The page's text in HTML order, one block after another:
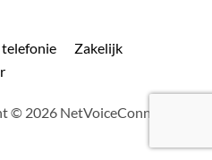
Zakelijk
© 2026 NetVoiceConnect.com